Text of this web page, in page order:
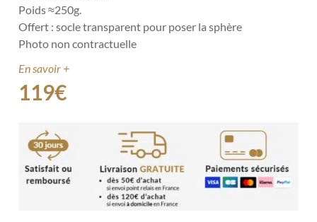
Poids ≈250g.
Offert : socle transparent pour poser la sphère
Photo non contractuelle
En savoir +
119€